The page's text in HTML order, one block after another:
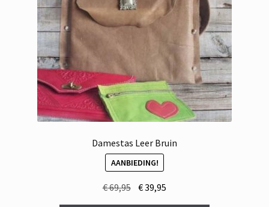
Damestas Leer Bruin
AANBIEDING!
€69,95 Oorspronkelijke
€39,95